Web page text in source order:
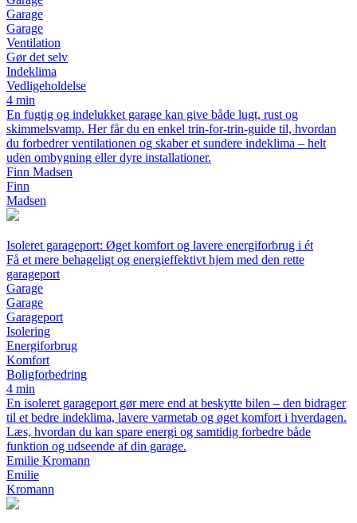
Garage
Garage
Ventilation
Gør det selv
Indeklima
Vedligeholdelse
4 min
En fugtig og indelukket garage kan give både lugt, rust og
skimmelsvamp. Her får du en enkel trin-for-trin-guide til, hvordan
du forbedrer ventilationen og skaber et sundere indeklima – helt
uden ombygning eller dyre installationer.
Finn Madsen
Finn
Madsen
Isoleret garageport: Øget komfort og lavere energiforbrug i ét
Få et mere behageligt og energieffektivt hjem med den rette
garageport
Garage
Garage
Garageport
Isolering
Energiforbrug
Komfort
Boligforbedring
4 min
En isoleret garageport gør mere end at beskytte bilen – den bidrager
til et bedre indeklima, lavere varmetab og øget komfort i hverdagen.
Læs, hvordan du kan spare energi og samtidig forbedre både
funktion og udseende af din garage.
Emilie Kromann
Emilie
Kromann